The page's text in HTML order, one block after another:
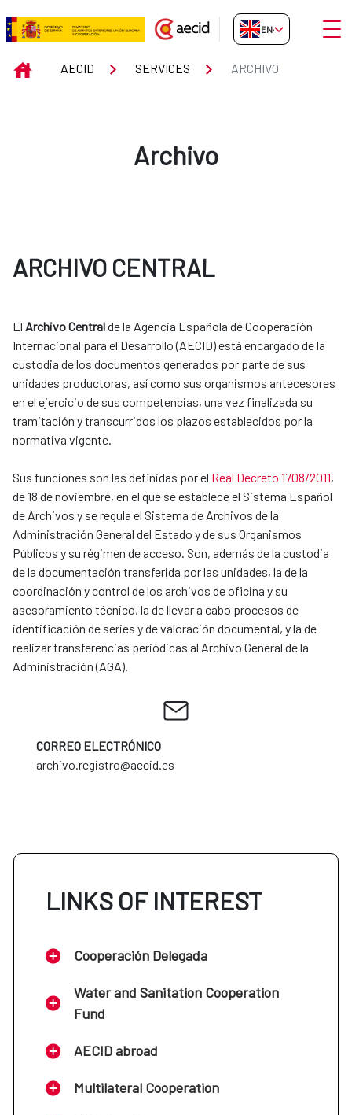
Skip to Main Content
Archivo
EN-GB
INICIOAECID SERVICES ARCHIVO
Archivo
ARCHIVO CENTRAL
El Archivo Centralde la Agencia Española de Cooperación
Internacional para el Desarrollo (AECID) está encargado de la
custodia de los documentos generados por parte de sus
unidades productoras, así como sus organismos antecesores
en el ejercicio de sus competencias, una vez finalizada su
tramitación y transcurridos los plazos establecidos por la
normativa vigente.
Sus funciones son las definidas por el Real Decreto 1708/2011,
de 18 de noviembre, en el que se establece el Sistema Español
de Archivos y se regula el Sistema de Archivos de la
Administración General del Estado y de sus Organismos
Públicos y su régimen de acceso. Son, además de la custodia
de la documentación transferida por las unidades, la de la
coordinación y control de los archivos de oficina y su
asesoramiento técnico, la de llevar a cabo procesos de
identificación de series y de valoración documental, y la de
realizar transferencias periódicas al Archivo General de la
Administración (AGA).
CORREO ELECTRÓNICO
archivo.registro@aecid.es
LINKS OF INTEREST
Cooperación Delegada
Water and Sanitation Cooperation
Fund
AECID abroad
Multilateral Cooperation